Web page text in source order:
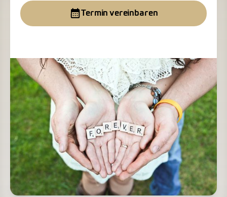
Termin vereinbaren